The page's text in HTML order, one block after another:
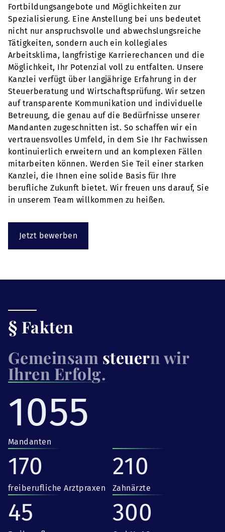
Fortbildungsangebote und Möglichkeiten zur
Spezialisierung. Eine Anstellung bei uns bedeutet
nicht nur anspruchsvolle und abwechslungsreiche
Tätigkeiten, sondern auch ein kollegiales
Arbeitsklima, langfristige Karrierechancen und die
Möglichkeit, Ihr Potenzial voll zu entfalten. Unsere
Kanzlei verfügt über langjährige Erfahrung in der
Steuerberatung und Wirtschaftsprüfung. Wir setzen
auf transparente Kommunikation und individuelle
Betreuung, die genau auf die Bedürfnisse unserer
Mandanten zugeschnitten ist. So schaffen wir ein
vertrauensvolles Umfeld, in dem Sie Ihr Fachwissen
kontinuierlich erweitern und an komplexen Fällen
mitarbeiten können. Werden Sie Teil einer starken
Kanzlei, die Ihnen eine solide Basis für Ihre
berufliche Zukunft bietet. Wir freuen uns darauf, Sie
in unserem Team willkommen zu heißen.
Jetzt bewerben
§ Fakten
Gemeinsam steuern wir
Ihren Erfolg.
1055
Mandanten
170
freiberufliche Arztpraxen
210
Zahnärzte
45 300